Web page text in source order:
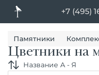
+7 (495)
Памятники
Цветники на
Название А - Я